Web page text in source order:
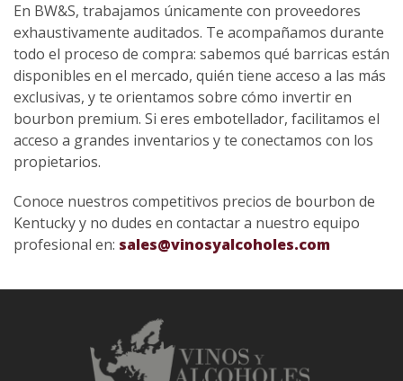
En BW&S, trabajamos únicamente con proveedores
exhaustivamente auditados. Te acompañamos durante
todo el proceso de compra: sabemos qué barricas están
disponibles en el mercado, quién tiene acceso a las más
exclusivas, y te orientamos sobre cómo invertir en
bourbon premium. Si eres embotellador, facilitamos el
acceso a grandes inventarios y te conectamos con los
propietarios.
Conoce nuestros competitivos precios de bourbon de
Kentucky y no dudes en contactar a nuestro equipo
profesional en: sales@vinosyalcoholes.com